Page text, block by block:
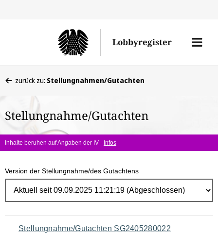
Lobbyregister
Menü
befinden
hier:
zurück zu: Stellungnahmen/Gutachten
Stellungnahme/Gutachten
Inhalte beruhen auf Angaben der IV - Infos
Version der Stellungnahme/des Gutachtens
Navigation
Stellungnahme/Gutachten SG2405280022